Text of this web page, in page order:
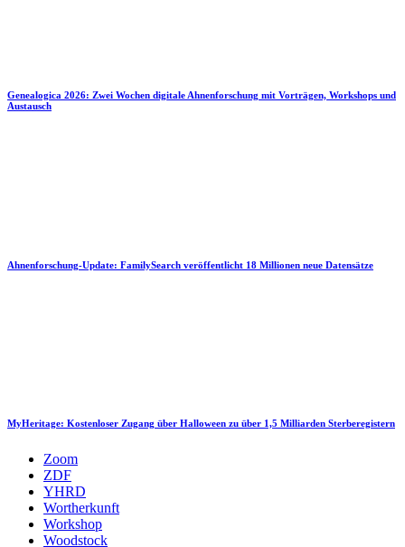
Genealogica 2026: Zwei Wochen digitale Ahnenforschung mit Vorträgen, Workshops und
Austausch
Ahnenforschung-Update: FamilySearch veröffentlicht 18 Millionen neue Datensätze
MyHeritage: Kostenloser Zugang über Halloween zu über 1,5 Milliarden Sterberegistern
Zoom
ZDF
YHRD
Wortherkunft
Workshop
Woodstock